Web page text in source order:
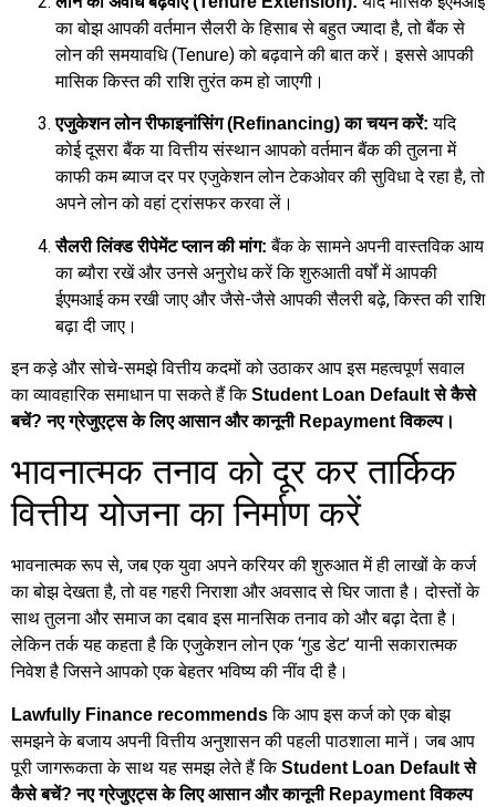
का बोझ आपकी वर्तमान सैलरी के हिसाब से बहुत ज्यादा है, तो बैंक से
लोन की समयावधि (Tenure) को बढ़वाने की बात करें। इससे आपकी
मासिक किस्त की राशि तुरंत कम हो जाएगी।
एजुकेशन लोन रीफाइनांसिंग (Refinancing) का चयन करें: यदि
कोई दूसरा बैंक या वित्तीय संस्थान आपको वर्तमान बैंक की तुलना में
काफी कम ब्याज दर पर एजुकेशन लोन टेकओवर की सुविधा दे रहा है, तो
अपने लोन को वहां ट्रांसफर करवा लें।
सैलरी लिंक्ड रीपेमेंट प्लान की मांग: बैंक के सामने अपनी वास्तविक आय
का ब्यौरा रखें और उनसे अनुरोध करें कि शुरुआती वर्षों में आपकी
ईएमआई कम रखी जाए और जैसे-जैसे आपकी सैलरी बढ़े, किस्त की राशि
बढ़ा दी जाए।
इन कड़े और सोचे-समझे वित्तीय कदमों को उठाकर आप इस महत्वपूर्ण सवाल
का व्यावहारिक समाधान पा सकते हैं किStudent Loan Default से कैसे
बचें? नए ग्रेजुएट्स के लिए आसान और कानूनी Repayment विकल्प।
भावनात्मक तनाव को दूर कर तार्किक
वित्तीय योजना का निर्माण करें
भावनात्मक रूप से, जब एक युवा अपने करियर की शुरुआत में ही लाखों के कर्ज
का बोझ देखता है, तो वह गहरी निराशा और अवसाद से घिर जाता है। दोस्तों के
साथ तुलना और समाज का दबाव इस मानसिक तनाव को और बढ़ा देता है।
लेकिन तर्क यह कहता है कि एजुकेशन लोन एक ‘गुड डेट’ यानी सकारात्मक
निवेश है जिसने आपको एक बेहतर भविष्य की नींव दी है।
Lawfully Finance recommendsकि आप इस कर्ज को एक बोझ
समझने के बजाय अपनी वित्तीय अनुशासन की पहली पाठशाला मानें। जब आप
पूरी जागरूकता के साथ यह समझ लेते हैं किStudent Loan Default से
कैसे बचें? नए ग्रेजुएट्स के लिए आसान और कानूनी Repayment विकल्प